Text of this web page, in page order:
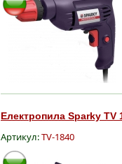
Електропила Sparky TV
Артикул:TV-1840